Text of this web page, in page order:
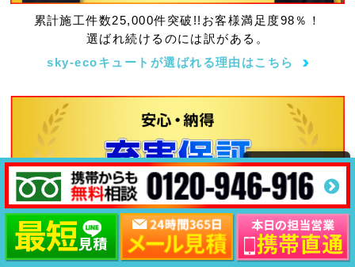
累計施工件数25,000件突破!!お客様満足度98％！
選ばれ続けるのには訳がある。
sky-ecoキュートが選ばれる理由はこちら
長くお使い頂く住宅設備だから、充実保証でずっと安
心。